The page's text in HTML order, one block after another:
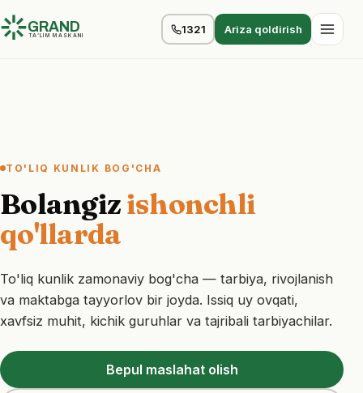
GRAND
TA’LIM MASKANI 1321 Ariza qoldirish
TO'LIQ KUNLIK BOG'CHA
Bolangizishonchli
qo'llarda
To'liq kunlik zamonaviy bog'cha — tarbiya, rivojlanish
va maktabga tayyorlov bir joyda. Issiq uy ovqati,
xavfsiz muhit, kichik guruhlar va tajribali tarbiyachilar.
Bepul maslahat olish